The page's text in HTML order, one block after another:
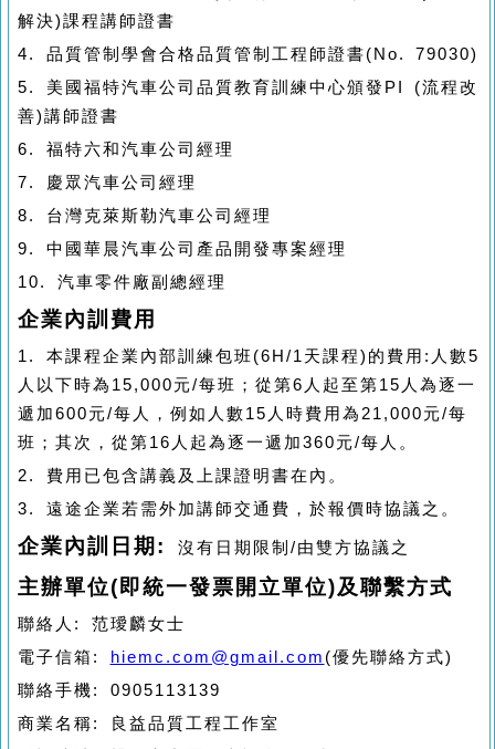
解決)課程講師證書
4. 品質管制學會合格品質管制工程師證書(No. 79030)
5. 美國福特汽車公司品質教育訓練中心頒發 PI (流程改
善)講師證書
6. 福特六和汽車公司經理
7.
慶眾汽車公司經理
8. 台灣克萊斯勒汽車公司經理
9. 中國華晨汽車公司產品開發專案經理
10. 汽車零件廠副總經理
企業內訓費用
1. 本課程企業內部訓練包班 (6H/1 天課程) 的費用 : 人數5
人以下時為 15,000元/每班； 從第6 人起至第15 人 為逐一
遞加600元/每人，例如人數15 人時費用為 21,000元/每
班； 其次，從第16 人起為逐一遞加360元/每人 。
2. 費用已包含講義及上課證明書在內。
3. 遠途企業若需外加講師交通費，於報價時協議之。
企業內訓日期 : 沒有日期限制 /由雙方協議之
主辦單位(即統一發票開立單位)及聯繫方式
聯絡人 : 范璦麟女士
電子信箱 : hiemc.com@gmail.com (優先聯絡方式)
聯絡手機: 0905113139
商業名稱:
良益品質工程工作室